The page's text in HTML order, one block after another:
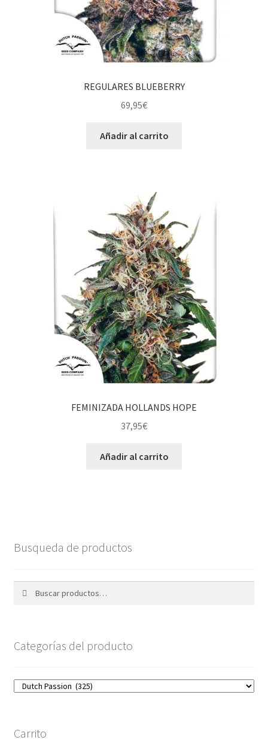
REGULARES BLUEBERRY
69,95€
Añadir al carrito
FEMINIZADA HOLLANDS HOPE
37,95€
Añadir al carrito
Busqueda de productos
Categorías del producto
Carrito